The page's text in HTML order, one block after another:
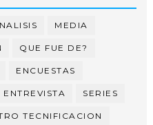
MEDIA
QUE FUE DE?
ENCUESTAS
ENTREVISTA SERIES
TECNIFICACION